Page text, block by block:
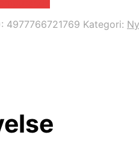
4977766721769 Kategori: